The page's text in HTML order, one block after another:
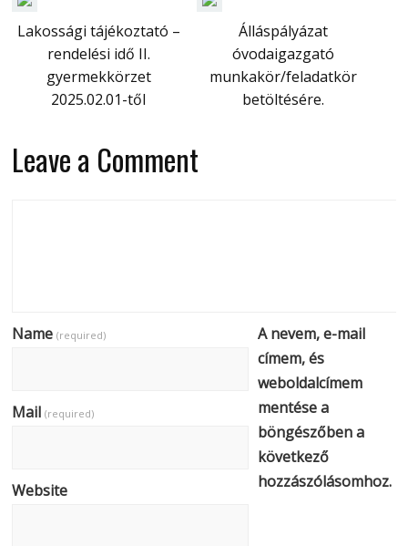
Lakossági tájékoztató –
rendelési idő II.
gyermekkörzet
2025.02.01-től
Álláspályázat
óvodaigazgató
munkakör/feladatkör
betöltésére.
Leave a Comment
Name(required)
Mail(required)
Website
A nevem, e-mail
címem, és
weboldalcímem
mentése a
böngészőben a
következő
hozzászólásomhoz.